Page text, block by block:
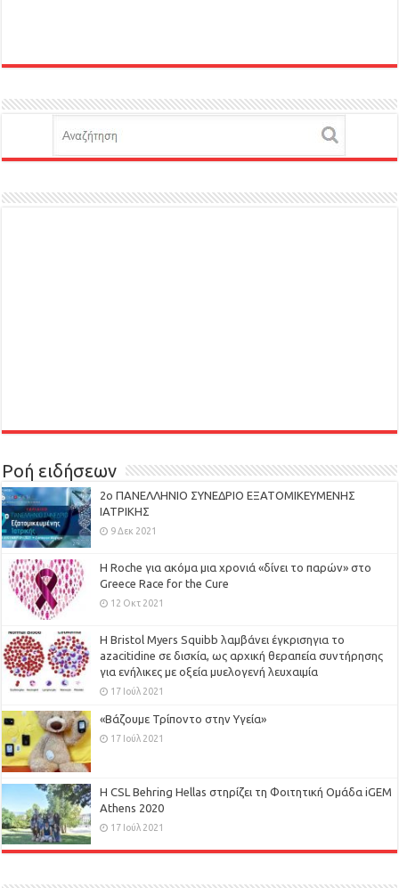
Ροή ειδήσεων
2ο ΠΑΝΕΛΛΗΝΙΟ ΣΥΝΕΔΡΙΟ ΕΞΑΤΟΜΙΚΕΥΜΕΝΗΣ
ΙΑΤΡΙΚΗΣ
9 Δεκ 2021
H Roche για ακόμα μια χρονιά «δίνει το παρών» στο
Greece Race for the Cure
12 Οκτ 2021
Η Bristol Myers Squibb λαμβάνει έγκρισηγια το
azacitidine σε δισκία, ως αρχική θεραπεία συντήρησης
για ενήλικες με οξεία μυελογενή λευχαιμία
17 Ιούλ 2021
«Βάζουμε Τρίποντο στην Υγεία»
17 Ιούλ 2021
H CSL Behring Hellas στηρίζει τη Φοιτητική Ομάδα iGEM
Athens 2020
17 Ιούλ 2021